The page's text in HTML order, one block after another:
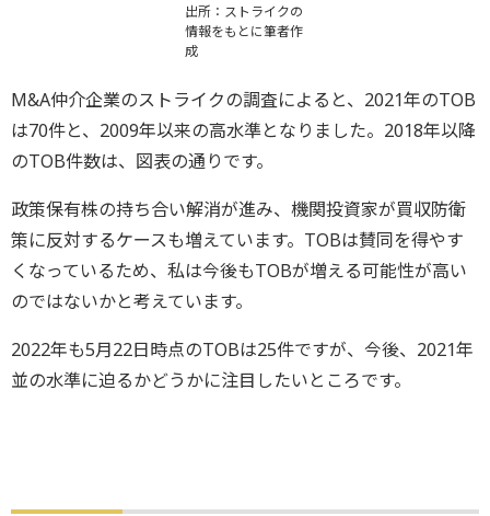
出所：ストライクの
情報をもとに筆者作
成
M&A仲介企業のストライクの調査によると、2021年のTOB
は70件と、2009年以来の高水準となりました。2018年以降
のTOB件数は、図表の通りです。
政策保有株の持ち合い解消が進み、機関投資家が買収防衛
策に反対するケースも増えています。TOBは賛同を得やす
くなっているため、私は今後もTOBが増える可能性が高い
のではないかと考えています。
2022年も5月22日時点のTOBは25件ですが、今後、2021年
並の水準に迫るかどうかに注目したいところです。